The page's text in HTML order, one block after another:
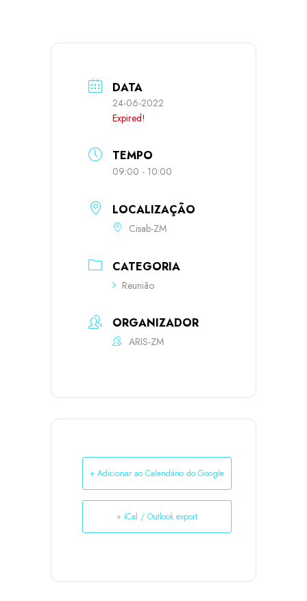
DATA
24-06-2022
Expired!
TEMPO
09:00 - 10:00
LOCALIZAÇÃO
Cisab-ZM
CATEGORIA
Reunião
ORGANIZADOR
ARIS-ZM
+ Adicionar ao Calendário do Google
+ iCal / Outlook export